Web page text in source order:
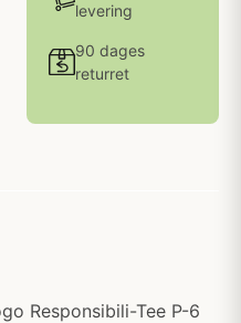
levering
90 dages
returret
Responsibili-Tee P-6